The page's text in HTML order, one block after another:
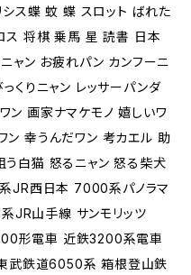
シス蝶 蚊 蝶 スロット ばれた
ス 将棋 乗馬 星 読書 日本
ン お疲れパン カンフーニ
くりニャン レッサーパンダ
ン 画家ナマケモノ 嬉しいワ
ン 幸うんだワン 考カエル 助
う白猫 怒るニャン 怒る柴犬
JR西日本 7000系パノラマ
JR山手線 サンモリッツ
形電車 近鉄3200系電車
武鉄道6050系 箱根登山鉄